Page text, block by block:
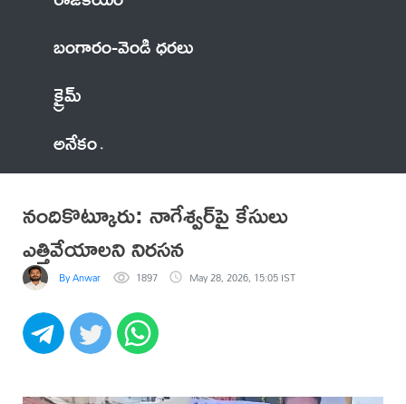
బంగారం-వెండి ధరలు
క్రైమ్
అనేకం
నందికొట్కూరు: నాగేశ్వర్‌పై కేసులు
ఎత్తివేయాలని నిరసన
By Anwar 1897 May 28, 2026, 15:05 IST